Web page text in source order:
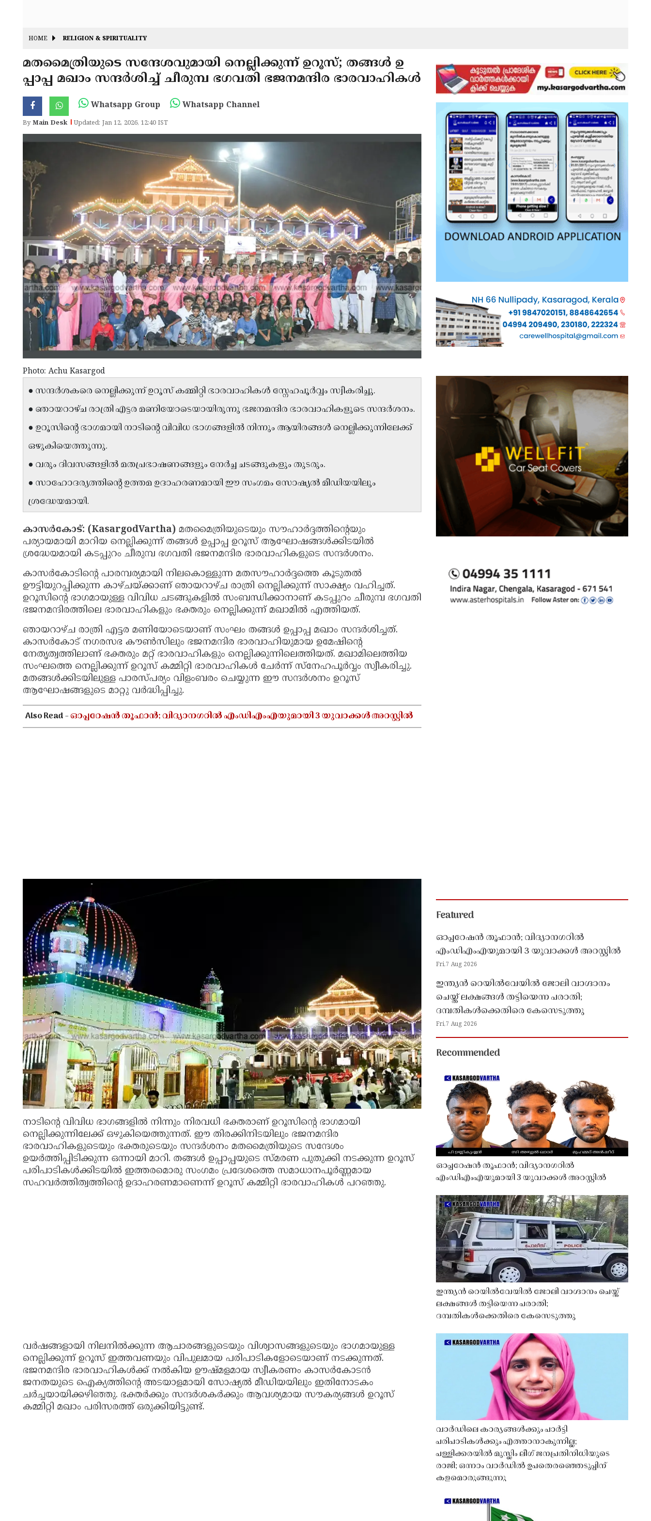
HOME RELIGION & SPIRITUALITY
മതമൈത്രിയുടെ സന്ദേശവുമായി നെല്ലിക്കുന്ന് ഉറൂസ്; തങ്ങൾ ഉ
പ്പാപ്പ മഖാം സന്ദർശിച്ച് ചീരുമ്പ ഭഗവതി ഭജനമന്ദിര ഭാരവാഹികൾ
Whatsapp Group Whatsapp Channel
ByMain Desk Updated: Jan 12, 2026, 12:40 IST
Photo: Achu Kasargod
● സന്ദർശകരെ നെല്ലിക്കുന്ന് ഉറൂസ് കമ്മിറ്റി ഭാരവാഹികൾ സ്നേഹപൂർവ്വം സ്വീകരിച്ചു.
● ഞായറാഴ്ച രാത്രി എട്ടര മണിയോടെയായിരുന്നു ഭജനമന്ദിര ഭാരവാഹികളുടെ സന്ദർശനം.
● ഉറൂസിന്റെ ഭാഗമായി നാടിന്റെ വിവിധ ഭാഗങ്ങളിൽ നിന്നും ആയിരങ്ങൾ നെല്ലിക്കുന്നിലേക്ക്
ഒഴുകിയെത്തുന്നു.
● വരും ദിവസങ്ങളിൽ മതപ്രഭാഷണങ്ങളും നേർച്ച ചടങ്ങുകളും തുടരും.
● സാഹോദര്യത്തിന്റെ ഉത്തമ ഉദാഹരണമായി ഈ സംഗമം സോഷ്യൽ മീഡിയയിലും
ശ്രദ്ധേയമായി.
കാസർകോട്: (KasargodVartha) മതമൈത്രിയുടെയും സൗഹാർദ്ദത്തിന്റെയും
പര്യായമായി മാറിയ നെല്ലിക്കുന്ന് തങ്ങൾ ഉപ്പാപ്പ ഉറൂസ് ആഘോഷങ്ങൾക്കിടയിൽ
ശ്രദ്ധേയമായി കടപ്പുറം ചീരുമ്പ ഭഗവതി ഭജനമന്ദിര ഭാരവാഹികളുടെ സന്ദർശനം.
കാസർകോടിന്റെ പാരമ്പര്യമായി നിലകൊള്ളുന്ന മതസൗഹാർദ്ദത്തെ കൂടുതൽ
ഊട്ടിയുറപ്പിക്കുന്ന കാഴ്ചയ്ക്കാണ് ഞായറാഴ്ച രാത്രി നെല്ലിക്കുന്ന് സാക്ഷ്യം വഹിച്ചത്.
ഉറൂസിന്റെ ഭാഗമായുള്ള വിവിധ ചടങ്ങുകളിൽ സംബന്ധിക്കാനാണ് കടപ്പുറം ചീരുമ്പ ഭഗവതി
ഭജനമന്ദിരത്തിലെ ഭാരവാഹികളും ഭക്തരും നെല്ലിക്കുന്ന് മഖാമിൽ എത്തിയത്.
ഞായറാഴ്ച രാത്രി എട്ടര മണിയോടെയാണ് സംഘം തങ്ങൾ ഉപ്പാപ്പ മഖാം സന്ദർശിച്ചത്.
കാസർകോട് നഗരസഭ കൗൺസിലും ഭജനമന്ദിര ഭാരവാഹിയുമായ ഉമേഷിന്റെ
നേതൃത്വത്തിലാണ് ഭക്തരും മറ്റ് ഭാരവാഹികളും നെല്ലിക്കുന്നിലെത്തിയത്. മഖാമിലെത്തിയ
സംഘത്തെ നെല്ലിക്കുന്ന് ഉറൂസ് കമ്മിറ്റി ഭാരവാഹികൾ ചേർന്ന് സ്നേഹപൂർവ്വം സ്വീകരിച്ചു.
മതങ്ങൾക്കിടയിലുള്ള പാരസ്പര്യം വിളംബരം ചെയ്യുന്ന ഈ സന്ദർശനം ഉറൂസ്
ആഘോഷങ്ങളുടെ മാറ്റു വർദ്ധിപ്പിച്ചു.
Also Read -ഓപ്പറേഷൻ തൂഫാൻ; വിദ്യാനഗറിൽ എംഡിഎംഎയുമായി 3 യുവാക്കൾ അറസ്റ്റിൽ
നാടിന്റെ വിവിധ ഭാഗങ്ങളിൽ നിന്നും നിരവധി ഭക്തരാണ് ഉറൂസിന്റെ ഭാഗമായി
നെല്ലിക്കുന്നിലേക്ക് ഒഴുകിയെത്തുന്നത്. ഈ തിരക്കിനിടയിലും ഭജനമന്ദിര
ഭാരവാഹികളുടെയും ഭക്തരുടെയും സന്ദർശനം മതമൈത്രിയുടെ സന്ദേശം
ഉയർത്തിപ്പിടിക്കുന്ന ഒന്നായി മാറി. തങ്ങൾ ഉപ്പാപ്പയുടെ സ്മരണ പുതുക്കി നടക്കുന്ന ഉറൂസ്
പരിപാടികൾക്കിടയിൽ ഇത്തരമൊരു സംഗമം പ്രദേശത്തെ സമാധാനപൂർണ്ണമായ
സഹവർത്തിത്വത്തിന്റെ ഉദാഹരണമാണെന്ന് ഉറൂസ് കമ്മിറ്റി ഭാരവാഹികൾ പറഞ്ഞു.
വർഷങ്ങളായി നിലനിൽക്കുന്ന ആചാരങ്ങളുടെയും വിശ്വാസങ്ങളുടെയും ഭാഗമായുള്ള
നെല്ലിക്കുന്ന് ഉറൂസ് ഇത്തവണയും വിപുലമായ പരിപാടികളോടെയാണ് നടക്കുന്നത്.
ഭജനമന്ദിര ഭാരവാഹികൾക്ക് നൽകിയ ഊഷ്മളമായ സ്വീകരണം കാസർകോടൻ
ജനതയുടെ ഐക്യത്തിന്റെ അടയാളമായി സോഷ്യൽ മീഡിയയിലും ഇതിനോടകം
ചർച്ചയായിക്കഴിഞ്ഞു. ഭക്തർക്കും സന്ദർശകർക്കും ആവശ്യമായ സൗകര്യങ്ങൾ ഉറൂസ്
കമ്മിറ്റി മഖാം പരിസരത്ത് ഒരുക്കിയിട്ടുണ്ട്.
Featured
ഓപ്പറേഷൻ തൂഫാൻ; വിദ്യാനഗറിൽ
എംഡിഎംഎയുമായി 3 യുവാക്കൾ അറസ്റ്റിൽ
Fri,7 Aug 2026
ഇന്ത്യൻ റെയിൽവേയിൽ ജോലി വാഗ്ദാനം
ചെയ്ത് ലക്ഷങ്ങൾ തട്ടിയെന്ന പരാതി;
ദമ്പതികൾക്കെതിരെ കേസെടുത്തു
Fri,7 Aug 2026
Recommended
ഓപ്പറേഷൻ തൂഫാൻ; വിദ്യാനഗറിൽ
എംഡിഎംഎയുമായി 3 യുവാക്കൾ അറസ്റ്റിൽ
ഇന്ത്യൻ റെയിൽവേയിൽ ജോലി വാഗ്ദാനം ചെയ്ത്
ലക്ഷങ്ങൾ തട്ടിയെന്ന പരാതി;
ദമ്പതികൾക്കെതിരെ കേസെടുത്തു
വാർഡിലെ കാര്യങ്ങൾക്കും പാർട്ടി
പരിപാടികൾക്കും എത്താനാകുന്നില്ല;
പള്ളിക്കരയിൽ മുസ്ലിം ലീഗ് ജനപ്രതിനിധിയുടെ
രാജി; ഒന്നാം വാർഡിൽ ഉപതെരഞ്ഞെടുപ്പിന്
കളമൊരുങ്ങുന്നു